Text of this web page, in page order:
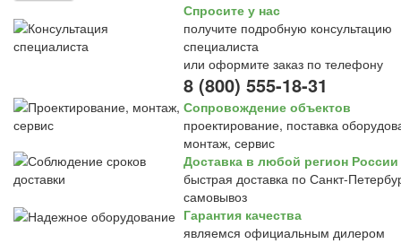
Спросите у нас
получите подробную консультацию
специалиста
или оформите заказ по телефону
8 (800) 555-18-31
Сопровождение объектов
проектирование, поставка
монтаж, сервис
Доставка в любой регион России
быстрая доставка по Санкт-
самовывоз
Гарантия качества
являемся официальным дилером